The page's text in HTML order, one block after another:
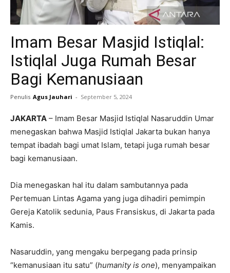
Imam Besar Masjid Istiqlal:
Istiqlal Juga Rumah Besar
Bagi Kemanusiaan
Penulis Agus Jauhari - September 5, 2024
JAKARTA – Imam Besar Masjid Istiqlal Nasaruddin Umar
menegaskan bahwa Masjid Istiqlal Jakarta bukan hanya
tempat ibadah bagi umat Islam, tetapi juga rumah besar
bagi kemanusiaan.
Dia menegaskan hal itu dalam sambutannya pada
Pertemuan Lintas Agama yang juga dihadiri pemimpin
Gereja Katolik sedunia, Paus Fransiskus, di Jakarta pada
Kamis.
Nasaruddin, yang mengaku berpegang pada prinsip
“kemanusiaan itu satu” (humanity is one), menyampaikan